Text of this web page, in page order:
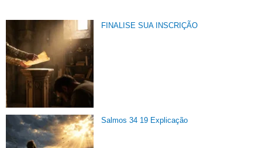
FINALISE SUA INSCRIÇÃO
Salmos 34 19 Explicação